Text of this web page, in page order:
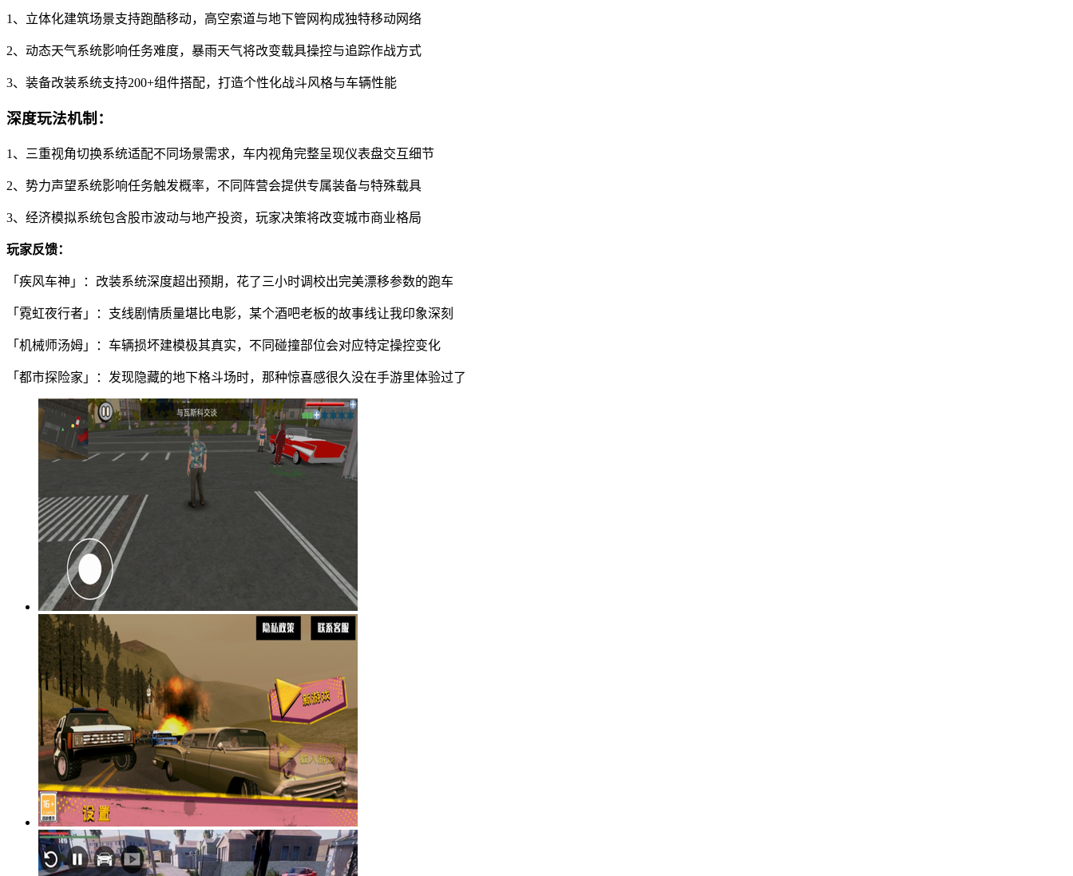
1、立体化建筑场景支持跑酷移动，高空索道与地下管网构成独特移动网络
2、动态天气系统影响任务难度，暴雨天气将改变载具操控与追踪作战方式
3、装备改装系统支持200+组件搭配，打造个性化战斗风格与车辆性能
深度玩法机制：
1、三重视角切换系统适配不同场景需求，车内视角完整呈现仪表盘交互细节
2、势力声望系统影响任务触发概率，不同阵营会提供专属装备与特殊载具
3、经济模拟系统包含股市波动与地产投资，玩家决策将改变城市商业格局
玩家反馈：
「疾风车神」：改装系统深度超出预期，花了三小时调校出完美漂移参数的跑车
「霓虹夜行者」：支线剧情质量堪比电影，某个酒吧老板的故事线让我印象深刻
「机械师汤姆」：车辆损坏建模极其真实，不同碰撞部位会对应特定操控变化
「都市探险家」：发现隐藏的地下格斗场时，那种惊喜感很久没在手游里体验过了